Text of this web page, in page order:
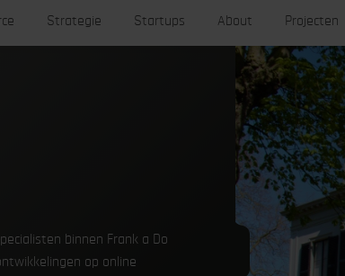
Strategie Startups About Projecten
binnen Frank a Do
op online